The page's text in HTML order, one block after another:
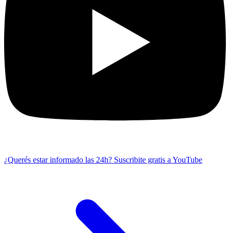
¿Querés estar informado las 24h? Suscribite gratis a YouTube